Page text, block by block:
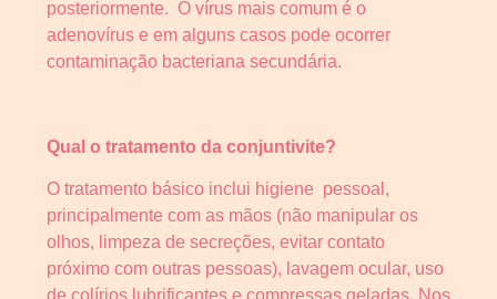
posteriormente. O vírus mais comum é o
adenovírus e em alguns casos pode ocorrer
contaminação bacteriana secundária.
Qual o tratamento da conjuntivite?
O tratamento básico inclui higiene pessoal,
principalmente com as mãos (não manipular os
olhos, limpeza de secreções, evitar contato
próximo com outras pessoas), lavagem ocular, uso
de colírios lubrificantes e compressas geladas. Nos